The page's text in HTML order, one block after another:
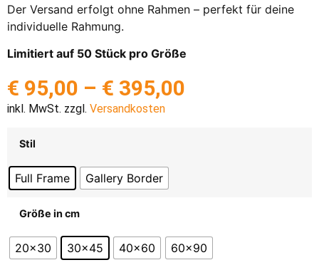
Der Versand erfolgt ohne Rahmen – perfekt für deine
individuelle Rahmung.
Limitiert auf 50 Stück pro Größe
€ 95,00 – € 395,00
inkl. MwSt. zzgl. Versandkosten
Stil
Full Frame Gallery Border
Größe in cm
20x30 30x45 40x60 60x90